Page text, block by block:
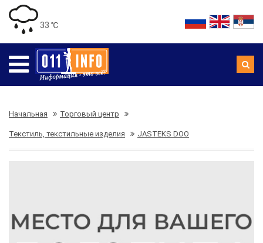
33 ℃
Начальная Торговый центр
Текстиль, текстильные изделия JASTEKS DOO